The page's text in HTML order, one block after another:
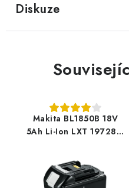
Diskuze
Makita BL1850B 18V
5Ah Li-Ion LXT 197280-